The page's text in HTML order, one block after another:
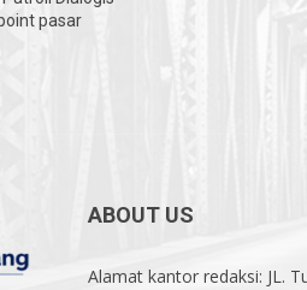
pasar
ABOUT US
Alamat kantor redaksi: JL.